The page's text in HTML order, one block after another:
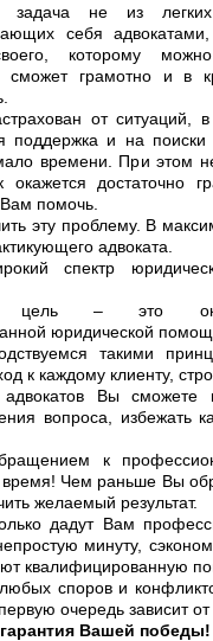
задача не из
себя
которому
сможет грамотно и в
от ситуаций,
поддержка и на
времени. При этом
окажется
помочь.
эту проблему. В
адвоката.
спектр
– это
юридической
такими
к каждому клиенту,
Вы сможете в
вопроса, избежать
к
время! Чем раньше Вы
желаемый результат.
дадут Вам
минуту,
квалифицированную
споров и
очередь зависит
Вашей победы!